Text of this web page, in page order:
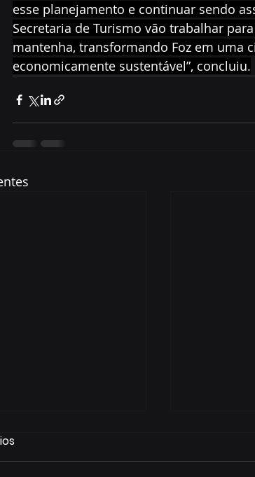
esse planejamento e continuar sendo
Secretaria de Turismo vão trabalhar
mantenha, transformando Foz em uma
economicamente sustentável”, concluiu.